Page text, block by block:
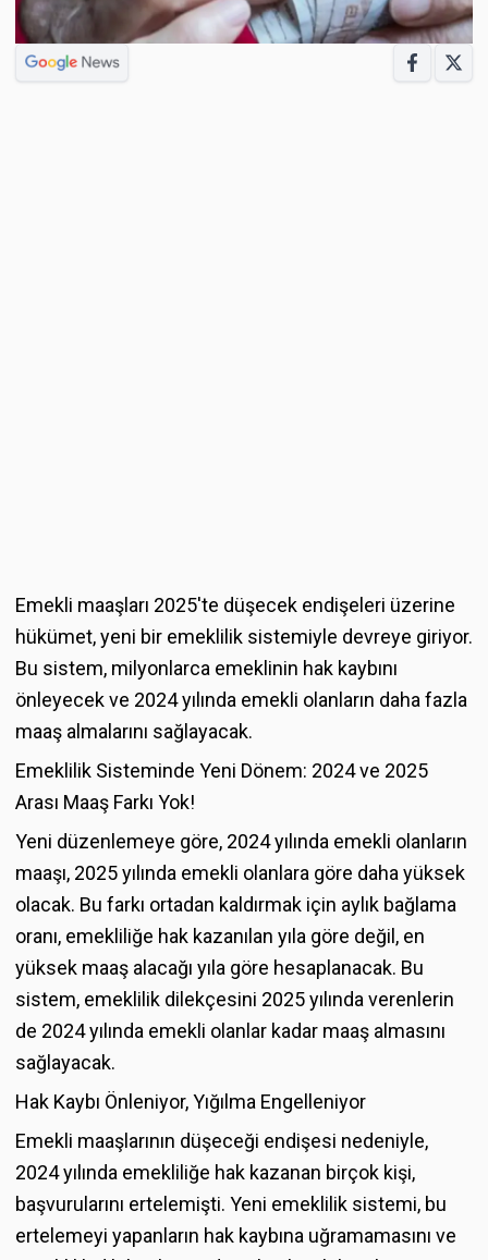
Emekli maaşları 2025'te düşecek endişeleri üzerine
hükümet, yeni bir emeklilik sistemiyle devreye giriyor.
Bu sistem, milyonlarca emeklinin hak kaybını
önleyecek ve 2024 yılında emekli olanların daha fazla
maaş almalarını sağlayacak.
Emeklilik Sisteminde Yeni Dönem: 2024 ve 2025
Arası Maaş Farkı Yok!
Yeni düzenlemeye göre, 2024 yılında emekli olanların
maaşı, 2025 yılında emekli olanlara göre daha yüksek
olacak. Bu farkı ortadan kaldırmak için aylık bağlama
oranı, emekliliğe hak kazanılan yıla göre değil, en
yüksek maaş alacağı yıla göre hesaplanacak. Bu
sistem, emeklilik dilekçesini 2025 yılında verenlerin
de 2024 yılında emekli olanlar kadar maaş almasını
sağlayacak.
Hak Kaybı Önleniyor, Yığılma Engelleniyor
Emekli maaşlarının düşeceği endişesi nedeniyle,
2024 yılında emekliliğe hak kazanan birçok kişi,
başvurularını ertelemişti. Yeni emeklilik sistemi, bu
ertelemeyi yapanların hak kaybına uğramamasını ve